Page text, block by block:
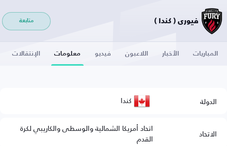
فيوري ( كندا ) متابعة
المباريات الأخبار اللاعبون فيديو معلومات الإنتقالات
الدولة كندا
الاتحاد اتحاد أمريكا الشمالية والوسطى والكاريبي لكرة
القدم